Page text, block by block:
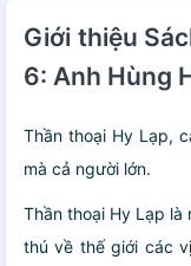
Giới thiệu
6: Anh Hùng
Thần thoại Hy Lạp,
mà cả người lớn.
Thần thoại Hy Lạp
thú về thế giới các